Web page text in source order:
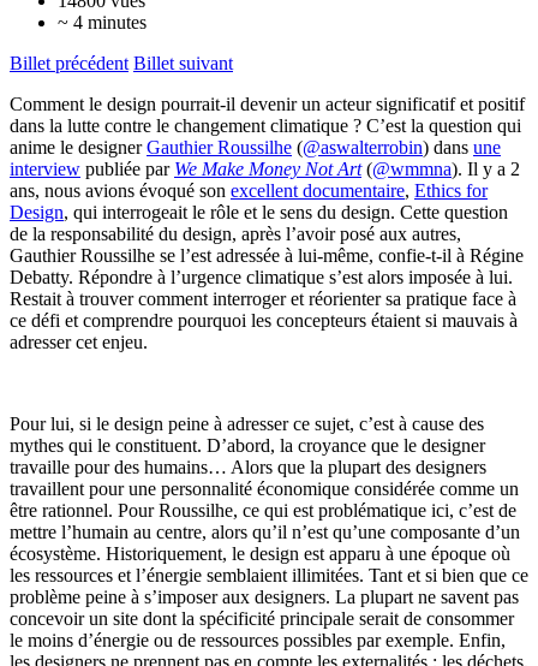
~ 4 minutes
Billet précédent Billet suivant
Comment le design pourrait-il devenir un acteur significatif et positif
dans la lutte contre le changement climatique ? C’est la question qui
anime le designerGauthier Roussilhe (@aswalterrobin) dans une
interview publiée par We Make Money Not Art(@wmmna). Il y a 2
ans, nous avions évoqué son excellent documentaire, Ethics for
Design, qui interrogeait le rôle et le sens du design. Cette question
de la responsabilité du design, après l’avoir posé aux autres,
Gauthier Roussilhe se l’est adressée à lui-même, confie-t-il à Régine
Debatty. Répondre à l’urgence climatique s’est alors imposée à lui.
Restait à trouver comment interroger et réorienter sa pratique face à
ce défi et comprendre pourquoi les concepteurs étaient si mauvais à
adresser cet enjeu.
Pour lui, si le design peine à adresser ce sujet, c’est à cause des
mythes qui le constituent. D’abord, la croyance que le designer
travaille pour des humains… Alors que la plupart des designers
travaillent pour une personnalité économique considérée comme un
être rationnel. Pour Roussilhe, ce qui est problématique ici, c’est de
mettre l’humain au centre, alors qu’il n’est qu’une composante d’un
écosystème. Historiquement, le design est apparu à une époque où
les ressources et l’énergie semblaient illimitées. Tant et si bien que ce
problème peine à s’imposer aux designers. La plupart ne savent pas
concevoir un site dont la spécificité principale serait de consommer
le moins d’énergie ou de ressources possibles par exemple. Enfin,
les designers ne prennent pas en compte les externalités : les déchets,